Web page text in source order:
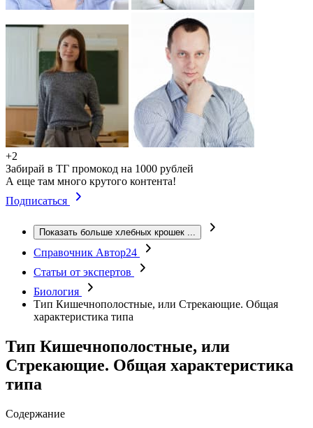
+2
Забирай в ТГ промокод на 1000 рублей
А еще там много крутого контента!
Подписаться
Показать больше хлебных крошек ...
Справочник Автор24
Статьи от экспертов
Биология
Тип Кишечнополостные, или Стрекающие. Общая
характеристика типа
Тип Кишечнополостные, или
Стрекающие. Общая характеристика
типа
Содержание